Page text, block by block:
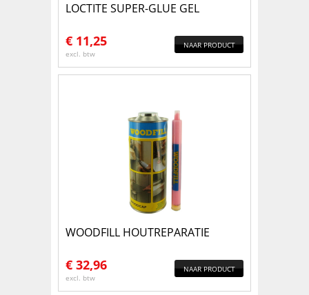
LOCTITE SUPER-GLUE GEL
€ 11,25
excl. btw
NAAR PRODUCT
WOODFILL HOUTREPARATIE
€ 32,96
excl. btw
NAAR PRODUCT